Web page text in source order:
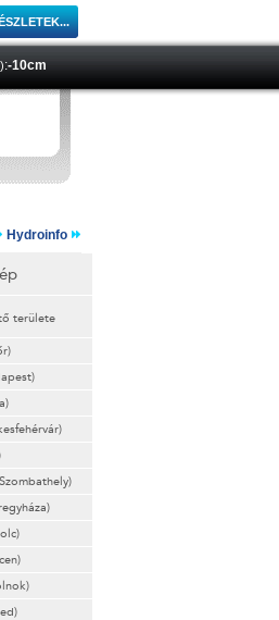
:-10cm
Hydroinfo
területe